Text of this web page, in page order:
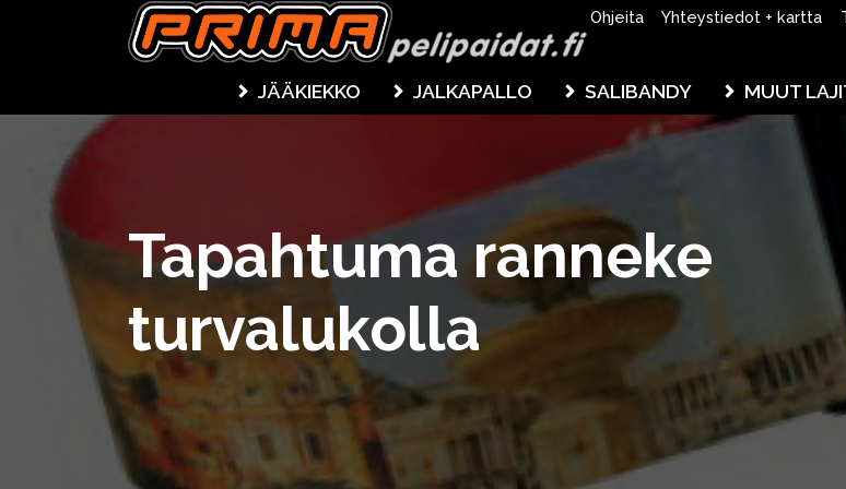
Ohjeita Yhteystiedot + kartta
JÄÄKIEKKO JALKAPALLO SALIBANDY MUUT
Tapahtuma ranneke
turvalukolla